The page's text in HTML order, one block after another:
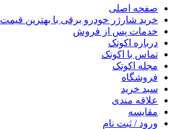
صفحه اصلی
خرید شارژر خودرو برقی با بهترین قیمت
خدمات پس از فروش
درباره اکوتک
تماس با اکوتک
مجله اکوتک
فروشگاه
سبد خرید
علاقه مندی
مقایسه
ورود / ثبت نام